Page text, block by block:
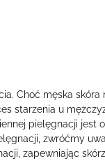
Choć męska skóra
starzenia u
pielęgnacji jest
zwróćmy
zapewniając